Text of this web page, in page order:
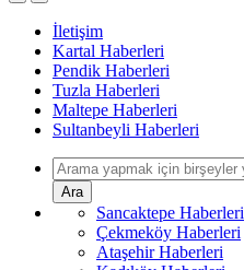
İletişim
Kartal Haberleri
Pendik Haberleri
Tuzla Haberleri
Maltepe Haberleri
Sultanbeyli Haberleri
Ara
Sancaktepe Haberleri
Çekmeköy Haberleri
Ataşehir Haberleri